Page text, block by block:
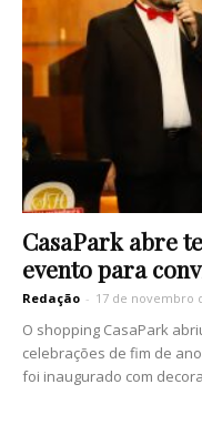
CasaPark abre
evento para
Redação - 17 de novembro
O shopping CasaPark
celebrações de fim de
foi inaugurado com